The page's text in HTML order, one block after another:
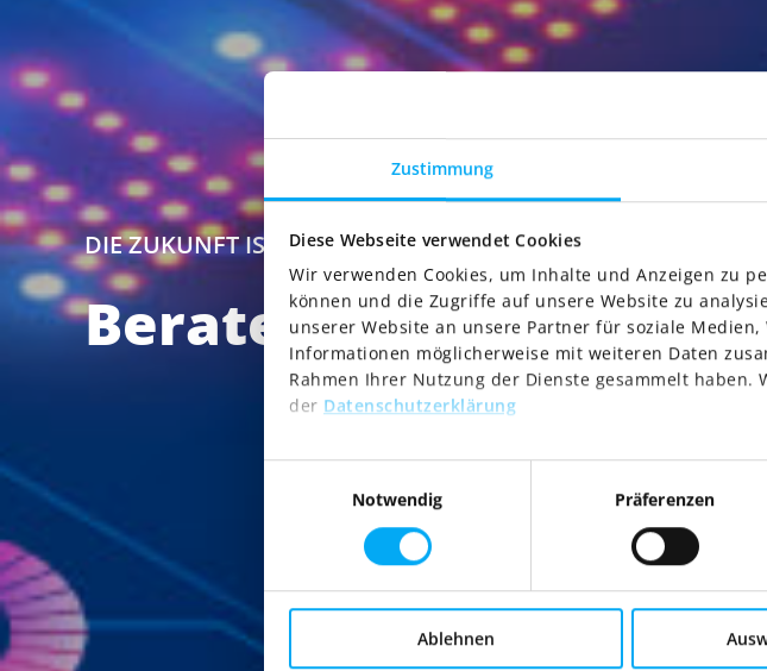
Zustimmung
Diese Webseite verwendet Cookies
Wir verwenden Cookies, um Inhalte und Anzeigen zu
können und die Zugriffe auf unsere Website zu
unserer Website an unsere Partner für soziale
Informationen möglicherweise mit weiteren Daten
Rahmen Ihrer Nutzung der Dienste gesammelt
der Datenschutzerklärung
Notwendig
Präferenzen
Ablehnen
DIE ZUKUNFT IST DIGITAL. WIR SIND IHR PARTNER.